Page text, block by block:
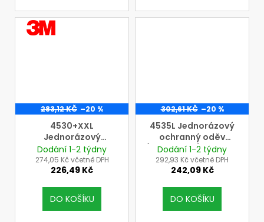
VÝROBCE
3M
283,12 KČ –20 %
4530+XXL
Jednorázový
ochranný oděv, vel. M
= výška: 186-194 cm,
obvod hrudníku: 115-
tř. ochrany III)
Dodání 1-2 týdny
274,05 Kč včetně DPH
226,49 Kč
DO KOŠÍKU
302,61 KČ –20 %
4535L Jednorázový
ochranný oděv
(kombinéza) 3M, vel L
Dodání 1-2 týdny
292,93 Kč včetně DPH
242,09 Kč
DO KOŠÍKU